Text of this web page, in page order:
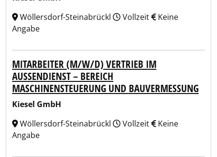
Wöllersdorf-Steinabrückl
Vollzeit
Keine
Angabe
MITARBEITER (M/W/D) VERTRIEB IM
AUSSENDIENST – BEREICH M
ASCHINENSTEUERUNG UND BAUVERMESSUNG
Kiesel GmbH
Wöllersdorf-Steinabrückl
Vollzeit
Keine
Angabe